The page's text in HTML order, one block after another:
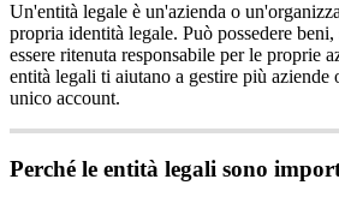
Un'entità legale è un'azienda o un'
propria identità legale. Può possedere beni,
essere ritenuta responsabile per le proprie
entità legali ti aiutano a gestire più aziende
unico account.
Perché le entità legali sono